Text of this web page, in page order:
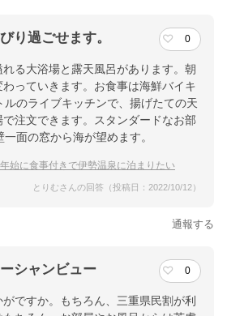
り過ごせます。 0
る大浴場と露天風呂があります。朝
っていきます。お食事は海鮮バイキ
ルのライブキッチンで、揚げたての天
注文できます。スタンダードなお部
面の窓から海が望めます。
始に食事付きで伊勢温泉に泊まりたい
とりむさんの回答（投稿日：2022/10/12）
通報する
シャンビュー 0
ですか。もちろん、三重県民割が利